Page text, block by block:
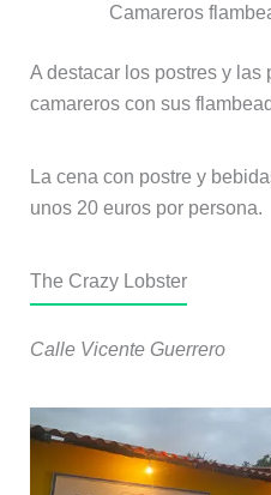
Camareros
A destacar los postres y las
camareros con sus
La cena con postre y
unos 20 euros por persona.
The Crazy Lobster
Calle Vicente Guerrero